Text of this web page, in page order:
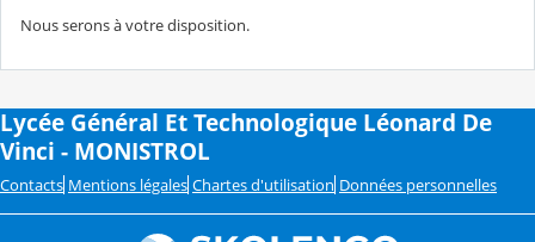
Nous serons à votre disposition.
Lycée Général Et Technologique Léonard De
Vinci - MONISTROL
Contacts Mentions légales Chartes d'utilisation Données personnelles